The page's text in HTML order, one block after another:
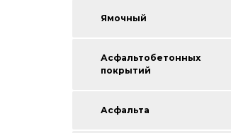
Ямочный
Асфальтобетонных
покрытий
Асфальта